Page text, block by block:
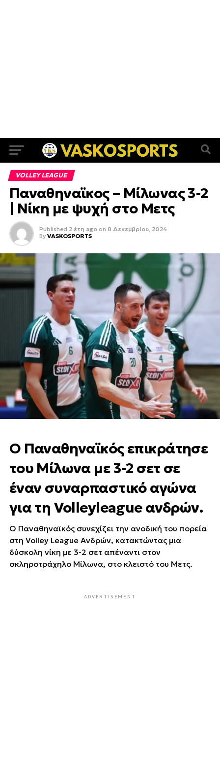
VOLLEY LEAGUE
Παναθηναϊκος – Μίλωνας 3-2
| Νίκη με ψυχή στο Μετς
Published 2 έτη ago on 8 Δεκεμβρίου, 2024
By VASKOSPORTS
Ο Παναθηναϊκός επικράτησε
του Μίλωνα με 3-2 σετ σε
έναν συναρπαστικό αγώνα
για τη Volleyleague ανδρών.
Ο Παναθηναϊκός συνεχίζει την ανοδική του πορεία
στη Volley League Ανδρών, κατακτώντας μια
δύσκολη νίκη με 3-2 σετ απέναντι στον
σκληροτράχηλο Μίλωνα, στο κλειστό του Μετς.
ADVERTISEMENT